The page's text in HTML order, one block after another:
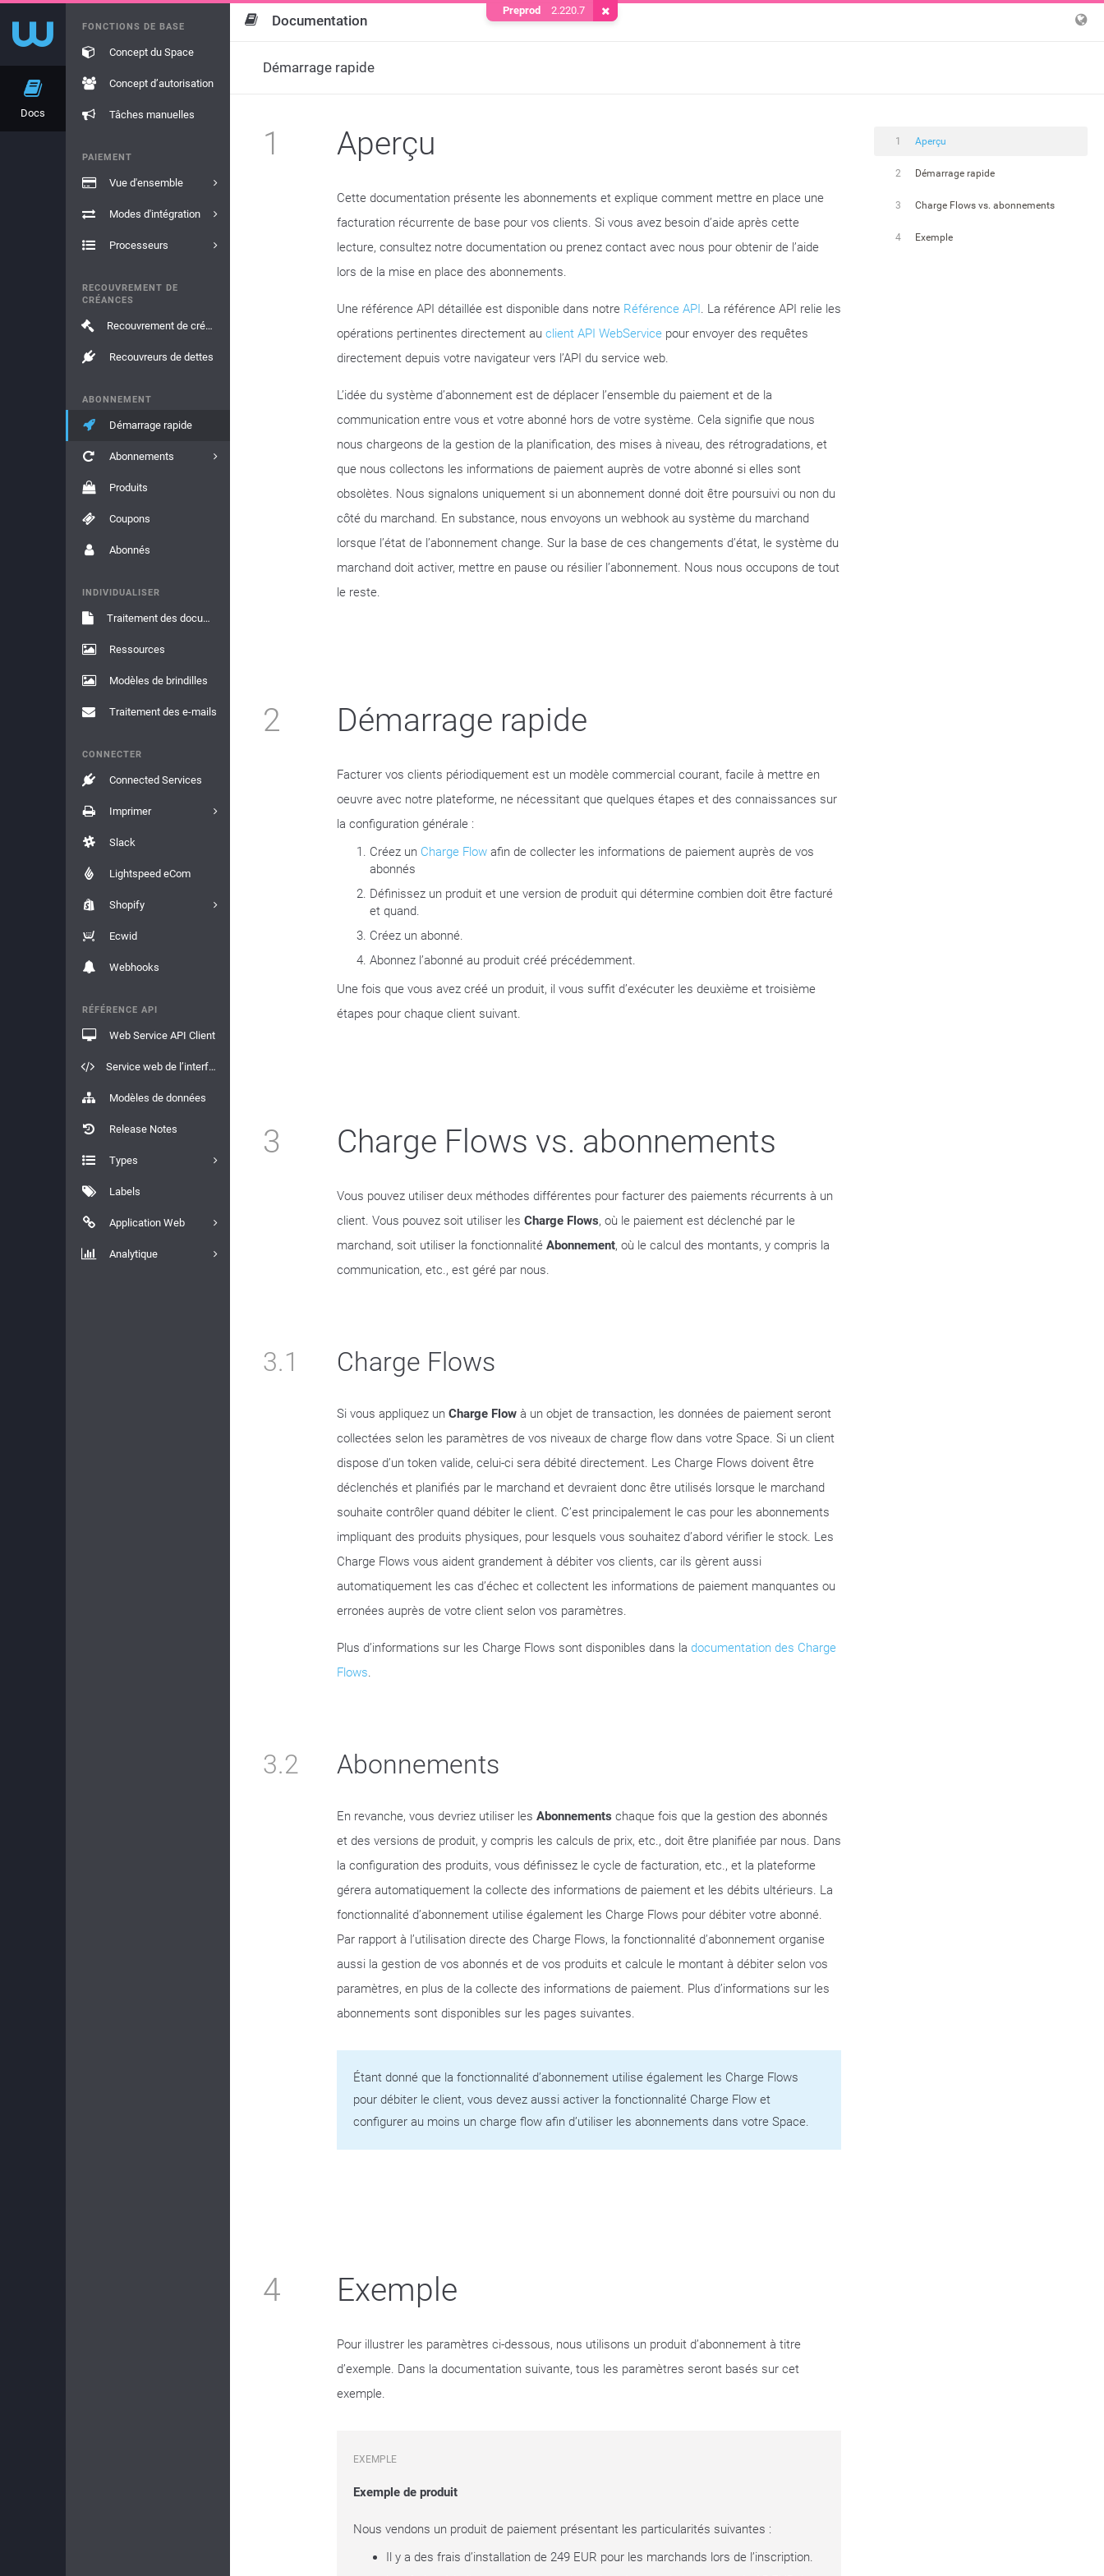
Docs
FONCTIONS DE BASE
Concept du Space
Concept d’autorisation
Tâches manuelles
PAIEMENT
Vue d'ensemble
Modes d'intégration
Processeurs
RECOUVREMENT DE
CRÉANCES
Recouvrement de créances
Recouvreurs de dettes
ABONNEMENT
Démarrage rapide
Abonnements
Produits
Coupons
Abonnés
INDIVIDUALISER
Traitement des documents
Ressources
Modèles de brindilles
Traitement des e-mails
CONNECTER
Connected Services
Imprimer
Slack
Lightspeed eCom
Shopify
Ecwid
Webhooks
RÉFÉRENCE API
Web Service API Client
Service web de l’interface API
Modèles de données
Release Notes
Types
Labels
Application Web
Analytique
Documentation
Démarrage rapide
1 Aperçu
Cette documentation présente les abonnements et explique comment mettre en place une
facturation récurrente de base pour vos clients. Si vous avez besoin d’aide après cette
lecture, consultez notre documentation ou prenez contact avec nous pour obtenir de l’aide
lors de la mise en place des abonnements.
Une référence API détaillée est disponible dans notre Référence API. La référence API relie les
opérations pertinentes directement au client API WebService pour envoyer des requêtes
directement depuis votre navigateur vers l’API du service web.
L’idée du système d’abonnement est de déplacer l’ensemble du paiement et de la
communication entre vous et votre abonné hors de votre système. Cela signifie que nous
nous chargeons de la gestion de la planification, des mises à niveau, des rétrogradations, et
que nous collectons les informations de paiement auprès de votre abonné si elles sont
obsolètes. Nous signalons uniquement si un abonnement donné doit être poursuivi ou non du
côté du marchand. En substance, nous envoyons un webhook au système du marchand
lorsque l’état de l’abonnement change. Sur la base de ces changements d’état, le système du
marchand doit activer, mettre en pause ou résilier l’abonnement. Nous nous occupons de tout
le reste.
2 Démarrage rapide
Facturer vos clients périodiquement est un modèle commercial courant, facile à mettre en
oeuvre avec notre plateforme, ne nécessitant que quelques étapes et des connaissances sur
la configuration générale :
Créez un Charge Flow afin de collecter les informations de paiement auprès de vos
abonnés
Définissez un produit et une version de produit qui détermine combien doit être facturé
et quand.
Créez un abonné.
Abonnez l’abonné au produit créé précédemment.
Une fois que vous avez créé un produit, il vous suffit d’exécuter les deuxième et troisième
étapes pour chaque client suivant.
3 Charge Flows vs. abonnements
Vous pouvez utiliser deux méthodes différentes pour facturer des paiements récurrents à un
client. Vous pouvez soit utiliser les Charge Flows, où le paiement est déclenché par le
marchand, soit utiliser la fonctionnalité Abonnement, où le calcul des montants, y compris la
communication, etc., est géré par nous.
3.1 Charge Flows
Si vous appliquez un Charge Flow à un objet de transaction, les données de paiement seront
collectées selon les paramètres de vos niveaux de charge flow dans votre Space. Si un client
dispose d’un token valide, celui-ci sera débité directement. Les Charge Flows doivent être
déclenchés et planifiés par le marchand et devraient donc être utilisés lorsque le marchand
souhaite contrôler quand débiter le client. C’est principalement le cas pour les abonnements
impliquant des produits physiques, pour lesquels vous souhaitez d’abord vérifier le stock. Les
Charge Flows vous aident grandement à débiter vos clients, car ils gèrent aussi
automatiquement les cas d’échec et collectent les informations de paiement manquantes ou
erronées auprès de votre client selon vos paramètres.
Plus d’informations sur les Charge Flows sont disponibles dans la documentation des Charge
Flows.
3.2 Abonnements
En revanche, vous devriez utiliser les Abonnements chaque fois que la gestion des abonnés
et des versions de produit, y compris les calculs de prix, etc., doit être planifiée par nous. Dans
la configuration des produits, vous définissez le cycle de facturation, etc., et la plateforme
gérera automatiquement la collecte des informations de paiement et les débits ultérieurs. La
fonctionnalité d’abonnement utilise également les Charge Flows pour débiter votre abonné.
Par rapport à l’utilisation directe des Charge Flows, la fonctionnalité d’abonnement organise
aussi la gestion de vos abonnés et de vos produits et calcule le montant à débiter selon vos
paramètres, en plus de la collecte des informations de paiement. Plus d’informations sur les
abonnements sont disponibles sur les pages suivantes.
Étant donné que la fonctionnalité d’abonnement utilise également les Charge Flows
pour débiter le client, vous devez aussi activer la fonctionnalité Charge Flow et
configurer au moins un charge flow afin d’utiliser les abonnements dans votre Space.
4 Exemple
Pour illustrer les paramètres ci-dessous, nous utilisons un produit d’abonnement à titre
d’exemple. Dans la documentation suivante, tous les paramètres seront basés sur cet
exemple.
EXEMPLE
Exemple de produit
Nous vendons un produit de paiement présentant les particularités suivantes :
Il y a des frais d’installation de 249 EUR pour les marchands lors de l’inscription.
1 Aperçu
2 Démarrage rapide
3 Charge Flows vs. abonnements
4 Exemple
Preprod 2.220.7 Supprimer le cookie